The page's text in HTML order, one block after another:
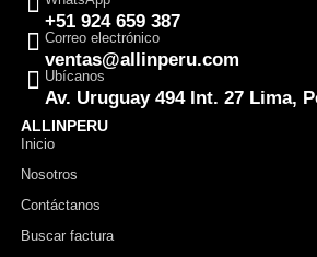
+51 924 659 387
Correo electrónico
ventas@allinperu.com
Ubícanos
Av. Uruguay 494 Int. 27 Lima,
ALLINPERU
Inicio
Nosotros
Contáctanos
Buscar factura